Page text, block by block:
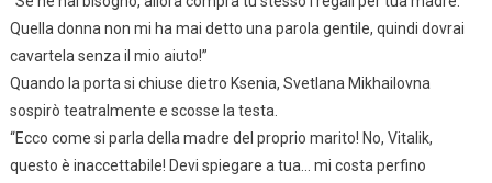
Quella donna non mi ha mai detto una parola gentile, quindi dovrai
cavartela senza il mio aiuto!”
Quando la porta si chiuse dietro Ksenia, Svetlana Mikhailovna
sospirò teatralmente e scosse la testa.
“Ecco come si parla della madre del proprio marito! No, Vitalik,
questo è inaccettabile! Devi spiegare a tua… mi costa perfino